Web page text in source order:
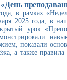
«День
в рамках
2025 года, в
урок
показали
а также